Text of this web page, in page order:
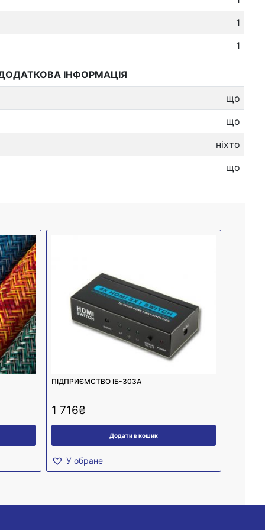
1
1
ІНФОРМАЦІЯ
що
що
ніхто
що
ПІДПРИЄМСТВО ІБ-303А
1 716₴
Додати в кошик
У обране